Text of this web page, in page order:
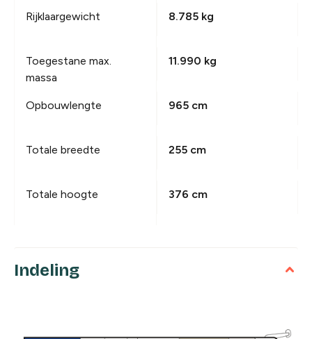
Rijklaargewicht 8.785 kg
Toegestane max.
massa
11.990 kg
Opbouwlengte 965 cm
Totale breedte 255 cm
Totale hoogte 376 cm
Indeling